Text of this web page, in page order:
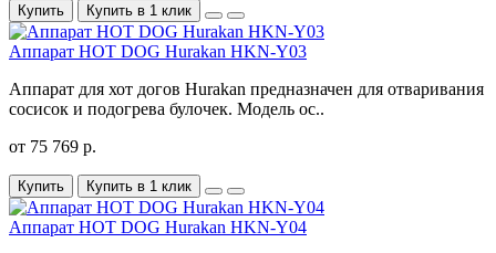
Купить Купить в 1 клик
Аппарат HOT DOG Hurakan HKN-Y03
Аппарат для хот догов Hurakan предназначен для отваривания
сосисок и подогрева булочек. Модель ос..
от 75 769 р.
Купить Купить в 1 клик
Аппарат HOT DOG Hurakan HKN-Y04